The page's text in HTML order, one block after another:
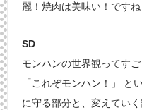
麗！焼肉は美味い！ですね
SD
モンハンの世界観ってす
「これぞモンハン！」 と
に守る部分と、変えてい